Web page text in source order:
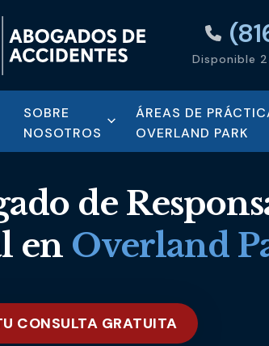
Disponible
SOBRE
NOSOTROS
ÁREAS DE
OVERLAND PARK
de
en Overland
CONSULTA GRATUITA